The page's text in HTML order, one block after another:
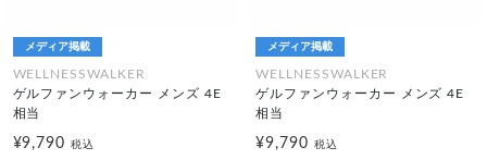
メディア掲載
WELLNESSWALKER
ゲルファンウォーカー メンズ 4E
相当
¥9,790税込
メディア掲載
WELLNESSWALKER
ゲルファンウォーカー メンズ 4E
相当
¥9,790 税込